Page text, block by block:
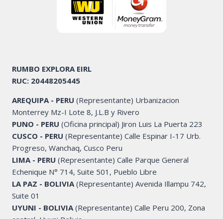
RUMBO EXPLORA EIRL
RUC: 20448205445
AREQUIPA - PERU (Representante) Urbanizacion
Monterrey Mz-I Lote 8, J.L.B y Rivero
PUNO - PERU (Oficina principal) Jiron Luis La Puerta 223
CUSCO - PERU (Representante) Calle Espinar I-17 Urb.
Progreso, Wanchaq, Cusco Peru
LIMA - PERU (Representante) Calle Parque General
Echenique N° 714, Suite 501, Pueblo Libre
LA PAZ - BOLIVIA(Representante) Avenida Illampu 742,
Suite 01
UYUNI - BOLIVIA(Representante) Calle Peru 200, Zona